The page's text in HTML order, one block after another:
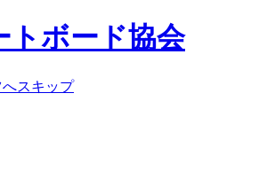
トボード協会
スキップ